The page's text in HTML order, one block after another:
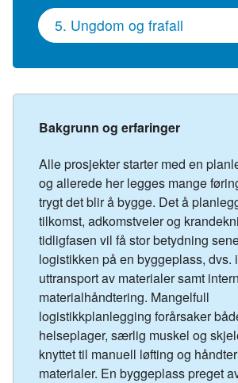
5. Ungdom og frafall
Bakgrunn og erfaringer
Alle prosjekter starter med en
og allerede her legges mange
trygt det blir å bygge. Det å
tilkomst, adkomstveier og
tidligfasen vil få stor betydning
logistikken på en byggeplass, dvs.
uttransport av materialer samt intern
materialhåndtering. Mangelfull
logistikkplanlegging forårsaker
helseplager, særlig muskel og
knyttet til manuell løfting og
materialer. En byggeplass preget